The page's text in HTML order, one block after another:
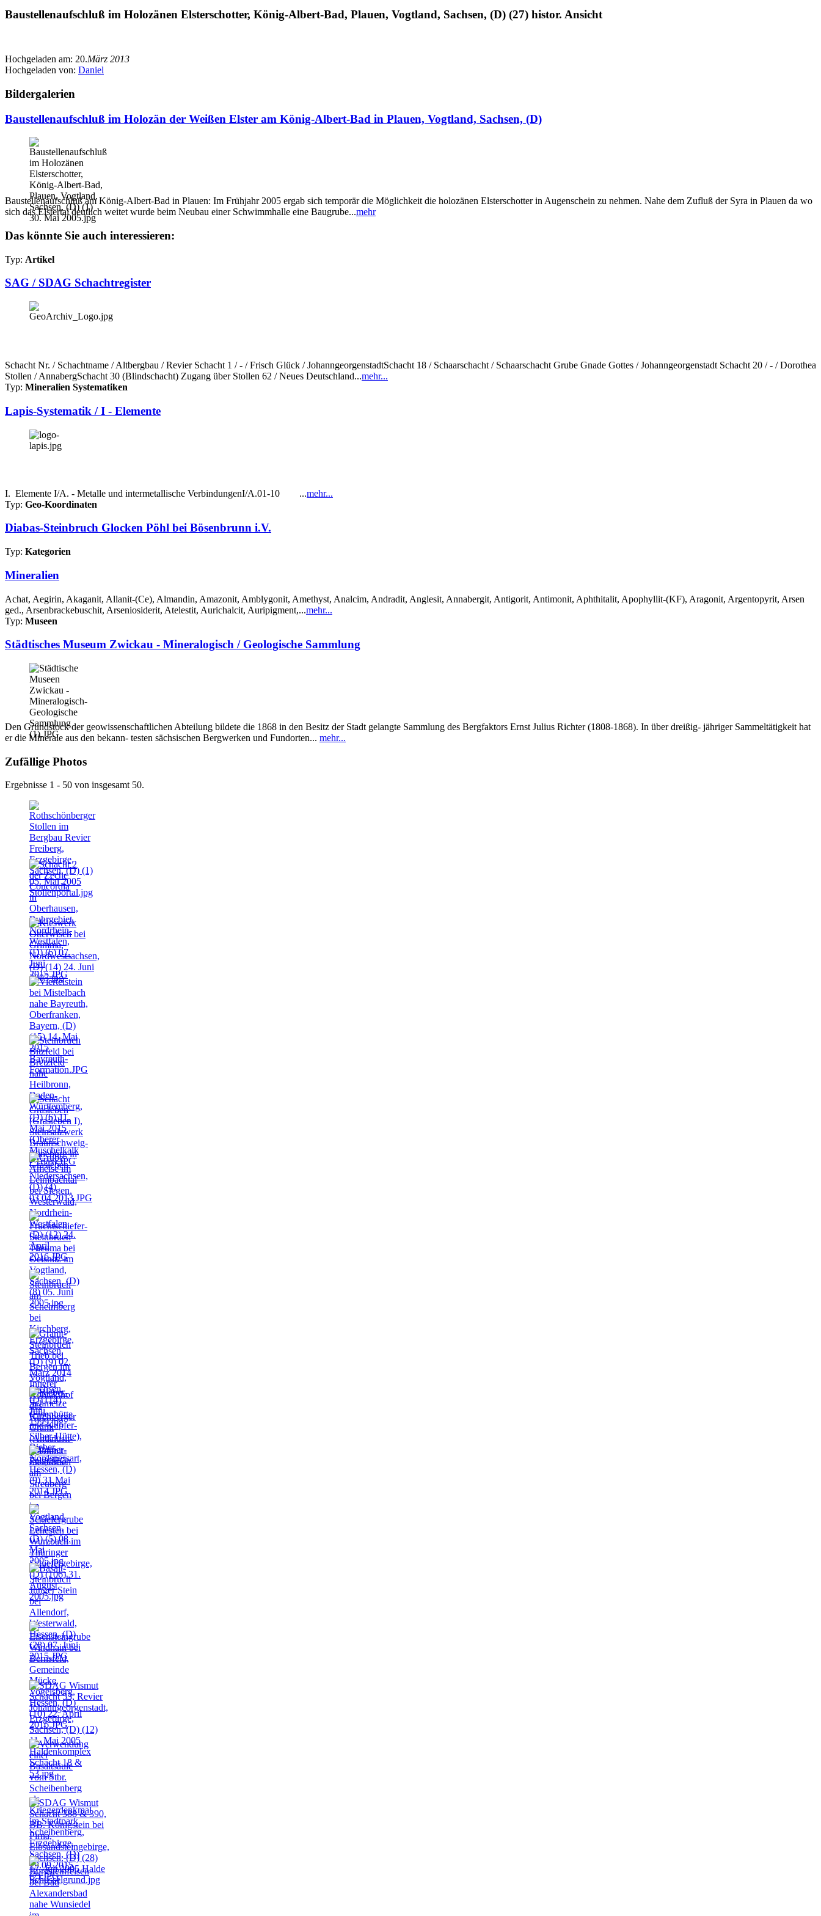
Baustellenaufschluß im Holozänen Elsterschotter, König-Albert-Bad, Plauen, Vogtland, Sachsen, (D) (27) histor. Ansicht
Hochgeladen am: 20.März 2013
Hochgeladen von: Daniel
Bildergalerien
Baustellenaufschluß im Holozän der Weißen Elster am König-Albert-Bad in Plauen, Vogtland, Sachsen, (D)
Baustellenaufschluß am König-Albert-Bad in Plauen: Im Frühjahr 2005 ergab sich temporär die Möglichkeit die holozänen Elsterschotter in Augenschein zu nehmen. Nahe dem Zufluß der Syra in Plauen da wo
sich das Elstertal deutlich weitet wurde beim Neubau einer Schwimmhalle eine Baugrube...mehr
Das könnte Sie auch interessieren:
Typ: Artikel
SAG / SDAG Schachtregister
Schacht Nr. / Schachtname / Altbergbau / Revier Schacht 1 / - / Frisch Glück / JohanngeorgenstadtSchacht 18 / Schaarschacht / Schaarschacht Grube Gnade Gottes / Johanngeorgenstadt Schacht 20 / - / Dorothea
Stollen / AnnabergSchacht 30 (Blindschacht) Zugang über Stollen 62 / Neues Deutschland...mehr...
Typ: Mineralien Systematiken
Lapis-Systematik / I - Elemente
I. Elemente I/A. - Metalle und intermetallische VerbindungenI/A.01-10 ...mehr...
Typ: Geo-Koordinaten
Diabas-Steinbruch Glocken Pöhl bei Bösenbrunn i.V.
Typ: Kategorien
Mineralien
Achat, Aegirin, Akaganit, Allanit-(Ce), Almandin, Amazonit, Amblygonit, Amethyst, Analcim, Andradit, Anglesit, Annabergit, Antigorit, Antimonit, Aphthitalit, Apophyllit-(KF), Aragonit, Argentopyrit, Arsen
ged., Arsenbrackebuschit, Arseniosiderit, Atelestit, Aurichalcit, Auripigment,...mehr...
Typ: Museen
Städtisches Museum Zwickau - Mineralogisch / Geologische Sammlung
Den Grundstock der geowissenschaftlichen Abteilung bildete die 1868 in den Besitz der Stadt gelangte Sammlung des Bergfaktors Ernst Julius Richter (1808-1868). In über dreißig- jähriger Sammeltätigkeit hat
er die Minerale aus den bekann- testen sächsischen Bergwerken und Fundorten... mehr...
Zufällige Photos
Ergebnisse 1 - 50 von insgesamt 50.